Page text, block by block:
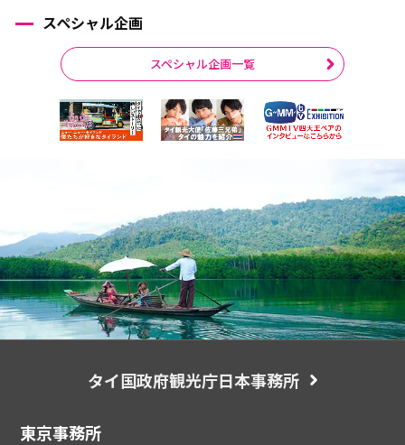
スペシャル企画
スペシャル企画一覧
タイ国政府観光庁日本事務所
東京事務所